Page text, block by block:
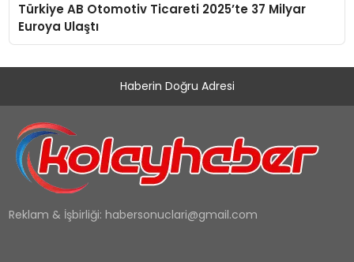
Türkiye AB Otomotiv Ticareti 2025’te 37 Milyar
Euroya Ulaştı
Haberin Doğru Adresi
Reklam & İşbirliği: habersonuclari@gmail.com